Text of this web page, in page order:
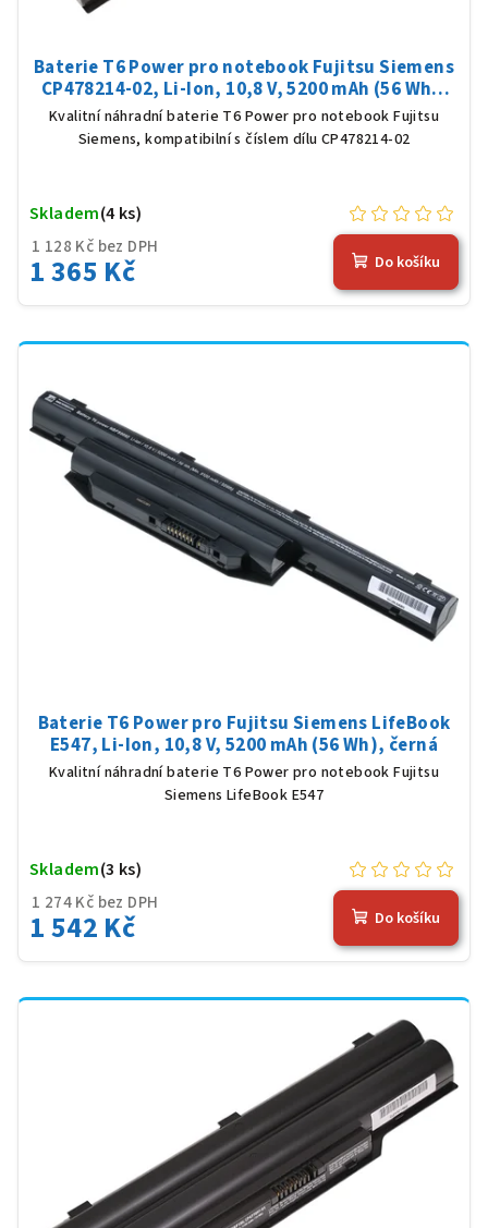
Baterie T6 Power pro notebook Fujitsu Siemens
CP478214-02, Li-Ion, 10,8 V, 5200 mAh (56 Wh),
černá
Kvalitní náhradní baterie T6 Power pro notebook Fujitsu
Siemens, kompatibilní s číslem dílu CP478214-02
1 128 Kč bez DPH
1 365 Kč
Skladem(4 ks)
Do košíku
Baterie T6 Power pro Fujitsu Siemens LifeBook
E547, Li-Ion, 10,8 V, 5200 mAh (56 Wh), černá
Kvalitní náhradní baterie T6 Power pro notebook Fujitsu
Siemens LifeBook E547
1 274 Kč bez DPH
1 542 Kč
Skladem(3 ks)
Do košíku